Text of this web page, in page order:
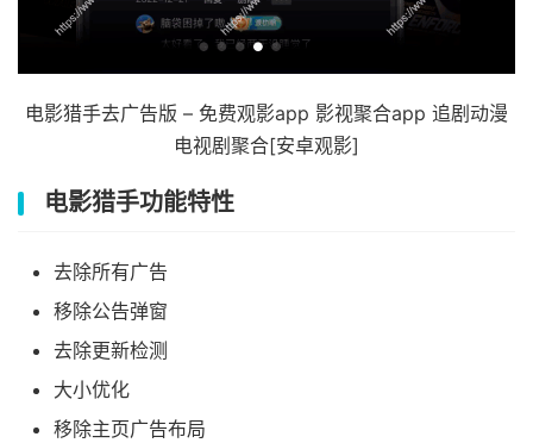
电影猎手去广告版 – 免费观影app 影视聚合app 追剧动漫
电视剧聚合[安卓观影]
电影猎手功能特性
去除所有广告
移除公告弹窗
去除更新检测
大小优化
移除主页广告布局